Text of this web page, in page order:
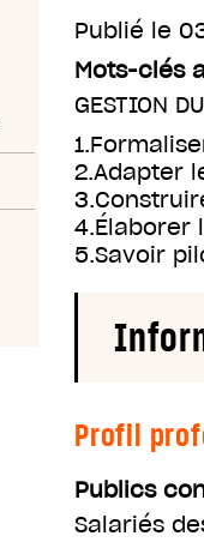
Publié le
Mots-clés
GESTION
2.Adapter
4.Élaborer
5.Savoir
Profil
Publics
Salariés